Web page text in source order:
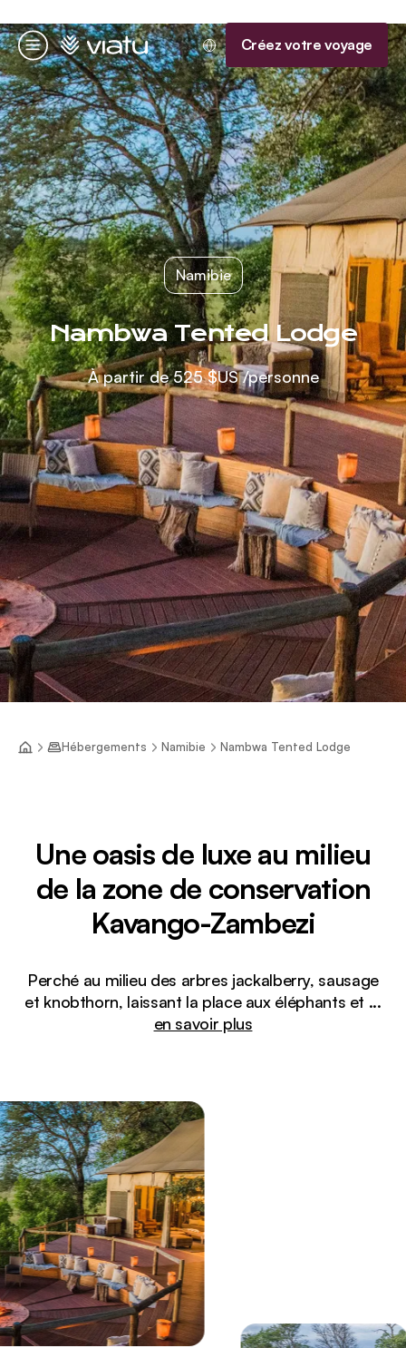
Menu
Accueil Créez votre voyage
Namibie
Nambwa Tented Lodge
À partir de525 $US/personne
Hébergements Namibie Nambwa Tented Lodge
Une oasis de luxe au milieu
de la zone de conservation
Kavango-Zambezi
Perché au milieu des arbres jackalberry, sausage
et knobthorn, laissant la place aux éléphants et ...
en savoir plus